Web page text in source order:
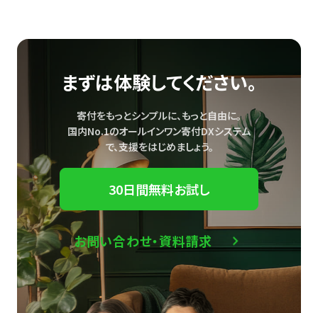
まずは体験してください。
寄付をもっとシンプルに、もっと自由に。
国内No.1のオールインワン寄付DXシステム
で、支援をはじめましょう。
30日間無料お試し
お問い合わせ・資料請求